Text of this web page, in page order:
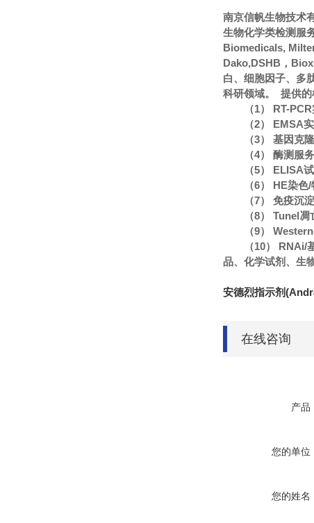
南京信帆生物技术
生物化学类检测服
Biomedicals,
Dako,DSHB，
白、细胞因子、多
科研领域。 提供的
（1） RT-
（2） EMSA
（3） 基因克
（4） 酶测服务
（5） ELISA
（6） HE染
（7） 免疫沉淀
（8） Tunel凋
（9）
（10）
品、化学试剂、生
安德烈指示剂
在线咨询
产品
您的单位
您的姓名